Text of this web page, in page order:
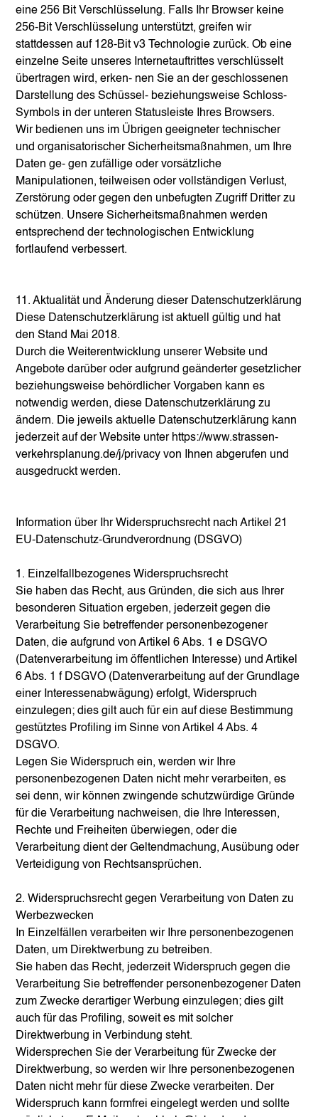
eine 256 Bit Verschlüsselung. Falls Ihr Browser keine
256-Bit Verschlüsselung unterstützt, greifen wir
stattdessen auf 128-Bit v3 Technologie zurück. Ob eine
einzelne Seite unseres Internetauftrittes verschlüsselt
übertragen wird, erken- nen Sie an der geschlossenen
Darstellung des Schüssel- beziehungsweise Schloss-
Symbols in der unteren Statusleiste Ihres Browsers.
Wir bedienen uns im Übrigen geeigneter technischer
und organisatorischer Sicherheitsmaßnahmen, um Ihre
Daten ge- gen zufällige oder vorsätzliche
Manipulationen, teilweisen oder vollständigen Verlust,
Zerstörung oder gegen den unbefugten Zugriff Dritter zu
schützen. Unsere Sicherheitsmaßnahmen werden
entsprechend der technologischen Entwicklung
fortlaufend verbessert.
11. Aktualität und Änderung dieser Datenschutzerklärung
Diese Datenschutzerklärung ist aktuell gültig und hat
den Stand Mai 2018.
Durch die Weiterentwicklung unserer Website und
Angebote darüber oder aufgrund geänderter gesetzlicher
beziehungsweise behördlicher Vorgaben kann es
notwendig werden, diese Datenschutzerklärung zu
ändern. Die jeweils aktuelle Datenschutzerklärung kann
jederzeit auf der Website unter https://www.strassen-
verkehrsplanung.de/j/privacy von Ihnen abgerufen und
ausgedruckt werden.
Information über Ihr Widerspruchsrecht nach Artikel 21
EU-Datenschutz-Grundverordnung (DSGVO)
1. Einzelfallbezogenes Widerspruchsrecht
Sie haben das Recht, aus Gründen, die sich aus Ihrer
besonderen Situation ergeben, jederzeit gegen die
Verarbeitung Sie betreffender personenbezogener
Daten, die aufgrund von Artikel 6 Abs. 1 e DSGVO
(Datenverarbeitung im öffentlichen Interesse) und Artikel
6 Abs. 1 f DSGVO (Datenverarbeitung auf der Grundlage
einer Interessenabwägung) erfolgt, Widerspruch
einzulegen; dies gilt auch für ein auf diese Bestimmung
gestütztes Profiling im Sinne von Artikel 4 Abs. 4
DSGVO.
Legen Sie Widerspruch ein, werden wir Ihre
personenbezogenen Daten nicht mehr verarbeiten, es
sei denn, wir können zwingende schutzwürdige Gründe
für die Verarbeitung nachweisen, die Ihre Interessen,
Rechte und Freiheiten überwiegen, oder die
Verarbeitung dient der Geltendmachung, Ausübung oder
Verteidigung von Rechtsansprüchen.
2. Widerspruchsrecht gegen Verarbeitung von Daten zu
Werbezwecken
In Einzelfällen verarbeiten wir Ihre personenbezogenen
Daten, um Direktwerbung zu betreiben.
Sie haben das Recht, jederzeit Widerspruch gegen die
Verarbeitung Sie betreffender personenbezogener Daten
zum Zwecke derartiger Werbung einzulegen; dies gilt
auch für das Profiling, soweit es mit solcher
Direktwerbung in Verbindung steht.
Widersprechen Sie der Verarbeitung für Zwecke der
Direktwerbung, so werden wir Ihre personenbezogenen
Daten nicht mehr für diese Zwecke verarbeiten. Der
Widerspruch kann formfrei eingelegt werden und sollte